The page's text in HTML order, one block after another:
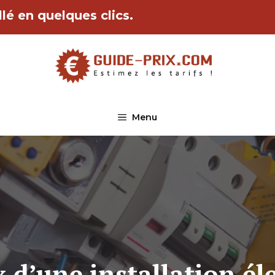
en quelques clics.
Menu